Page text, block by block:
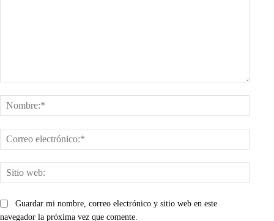
web:
Guardar mi nombre, correo electrónico y sitio web en este
navegador la próxima vez que comente.